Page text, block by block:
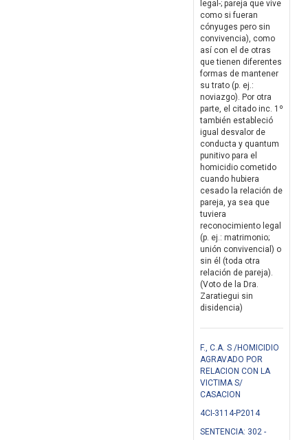
legal-; pareja que vive
como si fueran
cónyuges pero sin
convivencia), como
así con el de otras
que tienen diferentes
formas de mantener
su trato (p. ej.:
noviazgo). Por otra
parte, el citado inc. 1º
también estableció
igual desvalor de
conducta y quantum
punitivo para el
homicidio cometido
cuando hubiera
cesado la relación de
pareja, ya sea que
tuviera
reconocimiento legal
(p. ej.: matrimonio;
unión convivencial) o
sin él (toda otra
relación de pareja).
(Voto de la Dra.
Zaratiegui sin
disidencia)
F., C.A. S /HOMICIDIO
AGRAVADO POR
RELACION CON LA
VICTIMA S/
CASACION
4CI-3114-P2014
SENTENCIA: 302 -